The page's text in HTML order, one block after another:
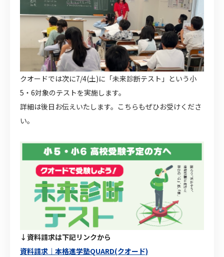
クオードでは次に7/4(土)に「未来診断テスト」という小
5・6対象のテストを実施します。
詳細は後日お伝えいたします。こちらもぜひお受けくださ
い。
↓資料請求は下記リンクから
資料請求｜本格進学塾QUARD(クオード)